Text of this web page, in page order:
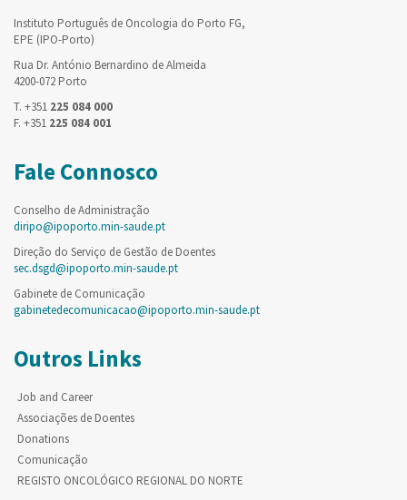
Instituto Português de Oncologia do Porto FG,
EPE (IPO-Porto)
Rua Dr. António Bernardino de Almeida
4200-072 Porto
T. +351 225 084 000
F. +351 225 084 001
Fale Connosco
Conselho de Administração
diripo@ipoporto.min-saude.pt
Direção do Serviço de Gestão de Doentes
sec.dsgd@ipoporto.min-saude.pt
Gabinete de Comunicação
gabinetedecomunicacao@ipoporto.min-saude.pt
Outros Links
Job and Career
Associações de Doentes
Donations
Comunicação
REGISTO ONCOLÓGICO REGIONAL DO NORTE